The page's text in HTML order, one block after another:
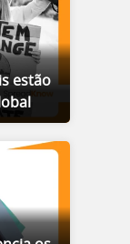
estão